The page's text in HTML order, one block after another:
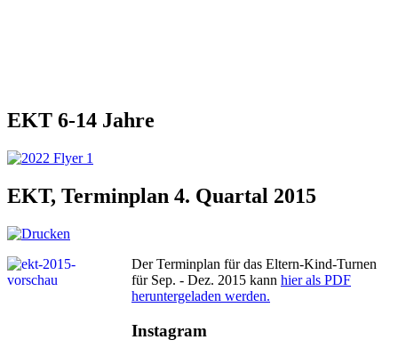
EKT 6-14 Jahre
EKT, Terminplan 4. Quartal 2015
Der Terminplan für das Eltern-Kind-Turnen
für Sep. - Dez. 2015 kann hier als PDF
heruntergeladen werden.
Instagram